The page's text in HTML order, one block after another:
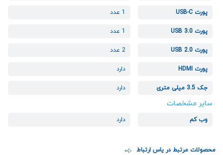
پورت USB-C 1 عدد
پورت USB 3.0 1 عدد
پورت USB 2.0 2 عدد
پورت HDMI دارد
جک 3.5 میلی متری دارد
سایر مشخصات
وب کم دارد
محصولات مرتبط در یاس ارتباط